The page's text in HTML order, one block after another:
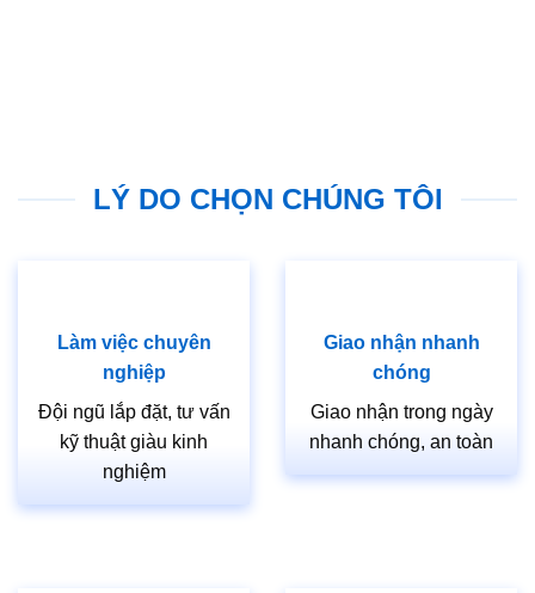
LÝ DO CHỌN CHÚNG TÔI
Làm việc chuyên
nghiệp
Đội ngũ lắp đặt, tư vấn
kỹ thuật giàu kinh
nghiệm
Giao nhận nhanh
chóng
Giao nhận trong ngày
nhanh chóng, an toàn